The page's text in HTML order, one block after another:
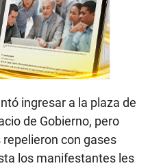
ingresar a la plaza de
de Gobierno, pero
con gases
los manifestantes les